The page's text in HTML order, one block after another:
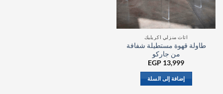
اثاث منزلي اكريليك
طاولة قهوة مستطيلة شفافة
من جاركو
EGP 13,999
إضافة إلى السلة